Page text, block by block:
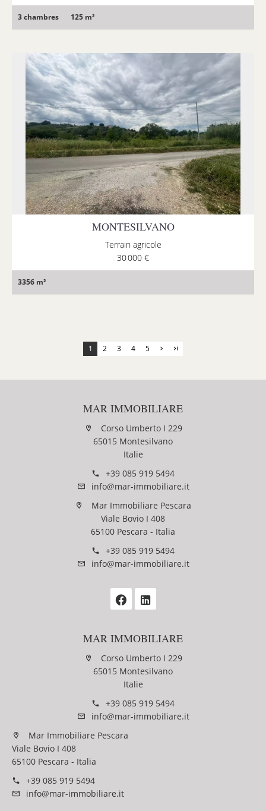
3 chambres 125 m²
MONTESILVANO
Terrain agricole
30 000 €
3356 m²
1 2 3 4 5
MAR IMMOBILIARE
Corso Umberto I 229
65015 Montesilvano
Italie
+39 085 919 5494
info@mar-immobiliare.it
Mar Immobiliare Pescara
Viale Bovio I 408
65100 Pescara - Italia
+39 085 919 5494
info@mar-immobiliare.it
MAR IMMOBILIARE
Corso Umberto I 229
65015 Montesilvano
Italie
+39 085 919 5494
info@mar-immobiliare.it
Mar Immobiliare Pescara
Viale Bovio I 408
65100 Pescara - Italia
+39 085 919 5494
info@mar-immobiliare.it